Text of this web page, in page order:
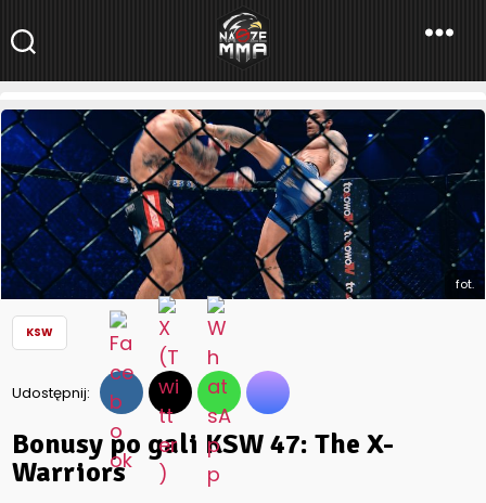
NaszeMMA
NaszeMMA.pl»Aktualności»Polskie MMA»KSW»Bonusy po gali
KSW 47: The X-Warriors
fot.
KSW
Udostępnij:
Bonusy po gali KSW 47: The X-
Warriors